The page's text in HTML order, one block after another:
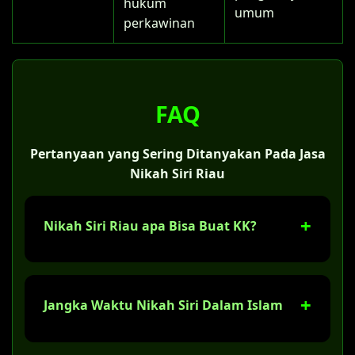
perkawinan
umum
FAQ
Pertanyaan yang Sering Ditanyakan Pada Jasa
Nikah Siri Riau
Nikah Siri Riau apa Bisa Buat KK?
Ya, tentu saja. Jika sudah melaksanakan
Keluarga (KK) dengan status "kawin belum
mengurusnya, Anda sendiri yang
Jangka Waktu Nikah Siri Dalam Islam
Banyak orang Riau mengira nikah siri hanya